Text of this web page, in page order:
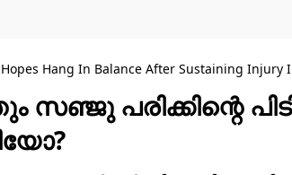
Hang In Balance After Sustaining Injury
പരിക്കിന്റെ